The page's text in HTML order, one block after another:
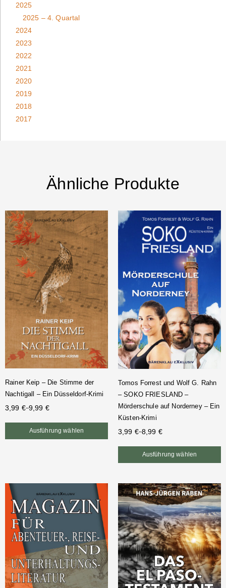
2025
2025 – 4. Quartal
2024
2023
2022
2021
2020
2019
2018
2017
Ähnliche Produkte
Rainer Keip – Die Stimme der
Nachtigall – Ein Düsseldorf-Krimi
3,99 €–9,99 €
Ausführung wählen
Tomos Forrest und Wolf G. Rahn
– SOKO FRIESLAND –
Mörderschule auf Norderney – Ein
Küsten-Krimi
3,99 €–8,99 €
Ausführung wählen